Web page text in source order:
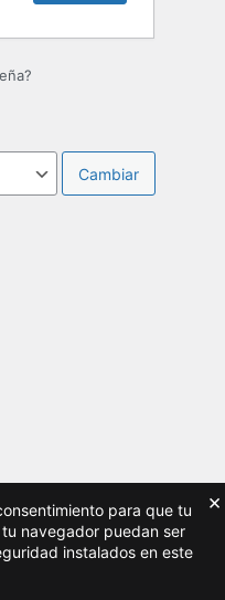
para que tu
navegador puedan ser
instalados en este
×